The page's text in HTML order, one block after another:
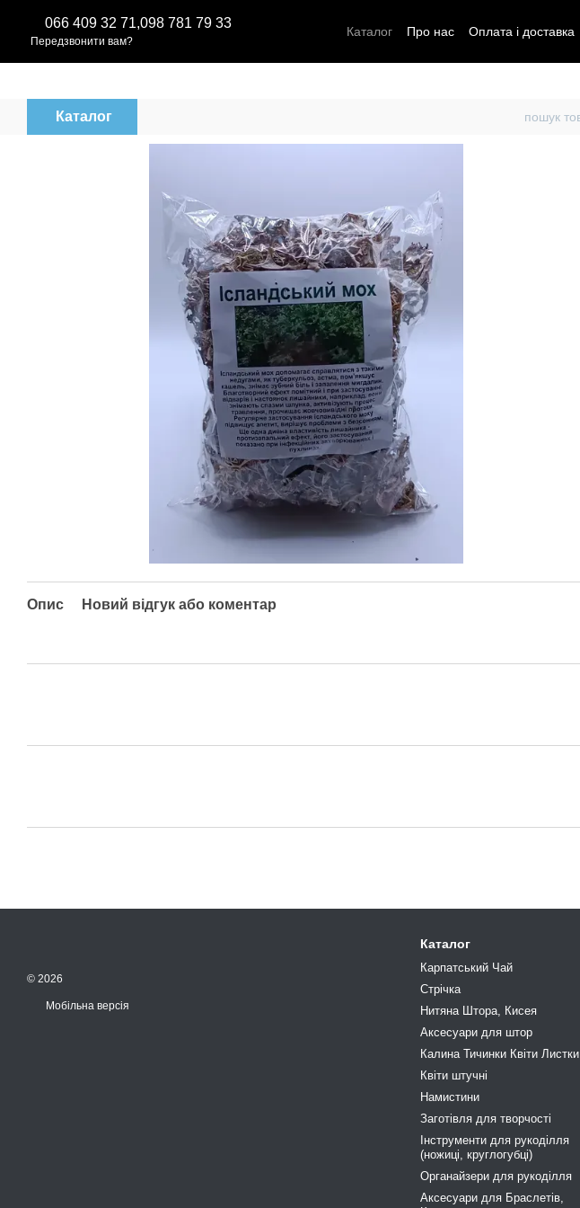
066 409 32 71,098 781 79 33
Передзвонити вам?
Каталог Про нас Оплата і доставка
Каталог
Опис Новий відгук або коментар
© 2026
Мобільна версія
Каталог
Карпатський Чай
Стрічка
Нитяна Штора, Кисея
Аксесуари для штор
Калина Тичинки Квіти Листки
Квіти штучні
Намистини
Заготівля для творчості
Інструменти для рукоділля
(ножиці, круглогубці)
Органайзери для рукоділля
Аксесуари для Браслетів,